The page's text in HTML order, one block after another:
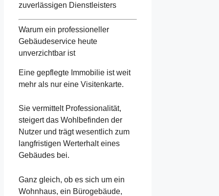
zuverlässigen Dienstleisters
Warum ein professioneller
Gebäudeservice heute
unverzichtbar ist
Eine gepflegte Immobilie ist weit
mehr als nur eine Visitenkarte.
Sie vermittelt Professionalität,
steigert das Wohlbefinden der
Nutzer und trägt wesentlich zum
langfristigen Werterhalt eines
Gebäudes bei.
Ganz gleich, ob es sich um ein
Wohnhaus, ein Bürogebäude,